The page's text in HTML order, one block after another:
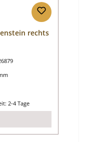
rechts
2-4 Tage